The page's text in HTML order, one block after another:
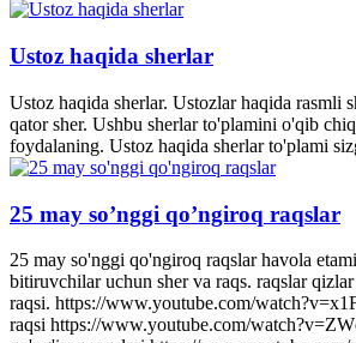
Ustoz haqida sherlar
Ustoz haqida sherlar. Ustozlar haqida rasmli
qator sher. Ushbu sherlar to'plamini o'qib
foydalaning. Ustoz haqida sherlar to'plami
25 may so’nggi qo’ngiroq raqslar
25 may so'nggi qo'ngiroq raqslar havola
bitiruvchilar uchun sher va raqs. raqslar
raqsi. https://www.youtube.com/
raqsi https://www.youtube.com/